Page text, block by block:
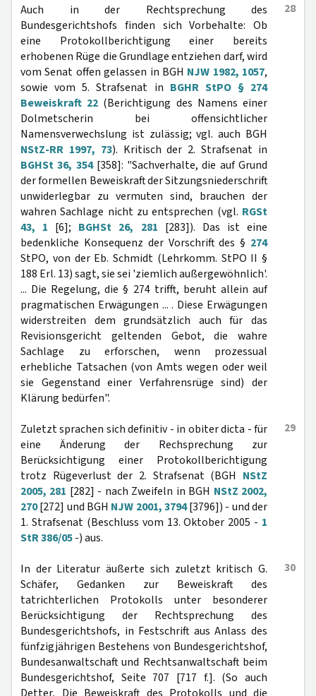
28
Auch in der Rechtsprechung des
Bundesgerichtshofs finden sich Vorbehalte: Ob
eine Protokollberichtigung einer bereits
erhobenen Rüge die Grundlage entziehen darf, wird
vom Senat offen gelassen in BGH NJW 1982, 1057,
sowie vom 5. Strafsenat in BGHR StPO § 274
Beweiskraft 22 (Berichtigung des Namens einer
Dolmetscherin bei offensichtlicher
Namensverwechslung ist zulässig; vgl. auch BGH
NStZ-RR 1997, 73). Kritisch der 2. Strafsenat in
BGHSt 36, 354[358]: "Sachverhalte, die auf Grund
der formellen Beweiskraft der Sitzungsniederschrift
unwiderlegbar zu vermuten sind, brauchen der
wahren Sachlage nicht zu entsprechen (vgl. RGSt
43, 1 [6]; BGHSt 26, 281 [283]). Das ist eine
bedenkliche Konsequenz der Vorschrift des § 274
StPO, von der Eb. Schmidt (Lehrkomm. StPO II §
188 Erl. 13) sagt, sie sei 'ziemlich außergewöhnlich'.
... Die Regelung, die § 274 trifft, beruht allein auf
pragmatischen Erwägungen ... . Diese Erwägungen
widerstreiten dem grundsätzlich auch für das
Revisionsgericht geltenden Gebot, die wahre
Sachlage zu erforschen, wenn prozessual
erhebliche Tatsachen (von Amts wegen oder weil
sie Gegenstand einer Verfahrensrüge sind) der
Klärung bedürfen".
29
Zuletzt sprachen sich definitiv - in obiter dicta - für
eine Änderung der Rechsprechung zur
Berücksichtigung einer Protokollberichtigung
trotz Rügeverlust der 2. Strafsenat (BGH NStZ
2005, 281 [282] - nach Zweifeln in BGH NStZ 2002,
270[272] und BGH NJW 2001, 3794[3796]) - und der
1. Strafsenat (Beschluss vom 13. Oktober 2005 - 1
StR 386/05-) aus.
30
In der Literatur äußerte sich zuletzt kritisch G.
Schäfer, Gedanken zur Beweiskraft des
tatrichterlichen Protokolls unter besonderer
Berücksichtigung der Rechtsprechung des
Bundesgerichtshofs, in Festschrift aus Anlass des
fünfzigjährigen Bestehens von Bundesgerichtshof,
Bundesanwaltschaft und Rechtsanwaltschaft beim
Bundesgerichtshof, Seite 707 [717 f.]. (So auch